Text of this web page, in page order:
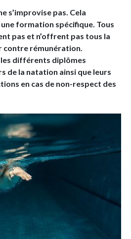
s’improvise pas. Cela
formation spécifique. Tous
pas et n’offrent pas tous la
contre rémunération.
différents diplômes
de la natation ainsi que leurs
en cas de non-respect des